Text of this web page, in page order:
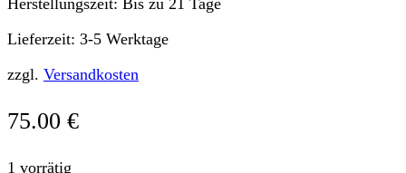
Lieferzeit: 3-5 Werktage
zzgl. Versandkosten
75.00 €
1 vorrätig